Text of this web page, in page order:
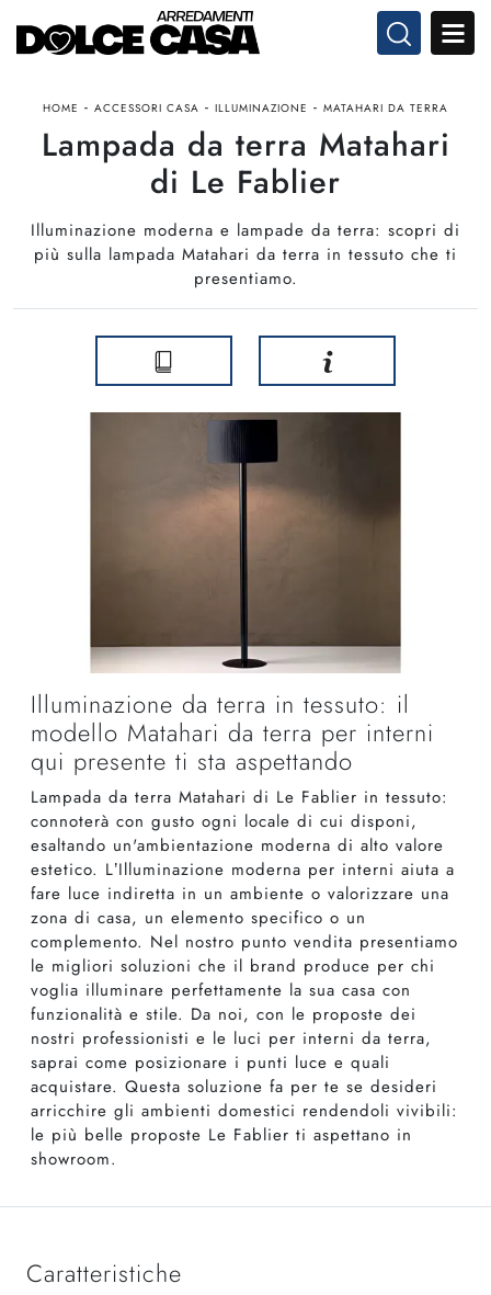
HOME - ACCESSORI CASA - ILLUMINAZIONE - MATAHARI DA TERRA
Lampada da terra Matahari
di Le Fablier
Illuminazione moderna e lampade da terra: scopri di
più sulla lampada Matahari da terra in tessuto che ti
presentiamo.
Illuminazione da terra in tessuto: il
modello Matahari da terra per interni
qui presente ti sta aspettando
Lampada da terra Matahari di Le Fablier in tessuto:
connoterà con gusto ogni locale di cui disponi,
esaltando un'ambientazione moderna di alto valore
estetico. L’Illuminazione moderna per interni aiuta a
fare luce indiretta in un ambiente o valorizzare una
zona di casa, un elemento specifico o un
complemento. Nel nostro punto vendita presentiamo
le migliori soluzioni che il brand produce per chi
voglia illuminare perfettamente la sua casa con
funzionalità e stile. Da noi, con le proposte dei
nostri professionisti e le luci per interni da terra,
saprai come posizionare i punti luce e quali
acquistare. Questa soluzione fa per te se desideri
arricchire gli ambienti domestici rendendoli vivibili:
le più belle proposte Le Fablier ti aspettano in
showroom.
Caratteristiche